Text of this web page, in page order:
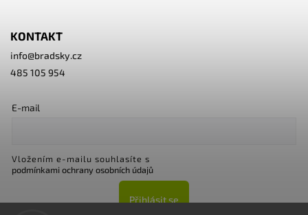
KONTAKT
info@bradsky.cz
485 105 954
E-mail
Vložením e-mailu souhlasíte s
podmínkami ochrany osobních údajů
Přihlásit se